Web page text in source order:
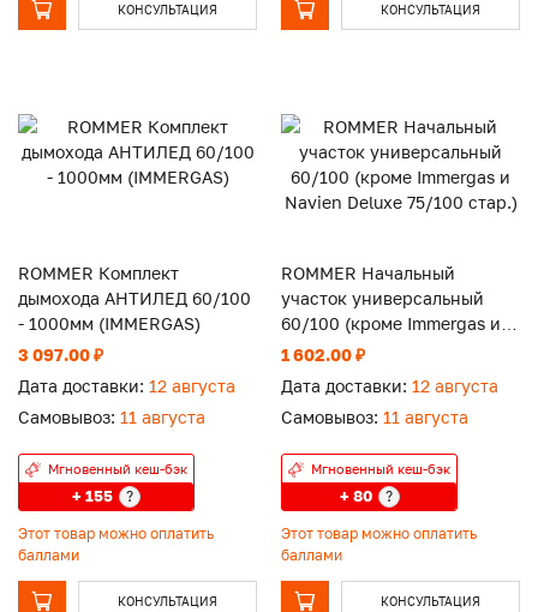
КОНСУЛЬТАЦИЯ КОНСУЛЬТАЦИЯ
ROMMER Комплект
дымохода АНТИЛЕД 60/100
- 1000мм (IMMERGAS)
3 097.00 ₽
Дата доставки: 12 августа
Самовывоз: 11 августа
Мгновенный кеш-бэк
+ 155 ?
Этот товар можно оплатить
баллами
КОНСУЛЬТАЦИЯ
ROMMER Начальный
участок универсальный
60/100 (кроме Immergas и
Navien Deluxe 75/100 стар.)
1 602.00 ₽
Дата доставки: 12 августа
Самовывоз: 11 августа
Мгновенный кеш-бэк
+ 80 ?
Этот товар можно оплатить
баллами
КОНСУЛЬТАЦИЯ